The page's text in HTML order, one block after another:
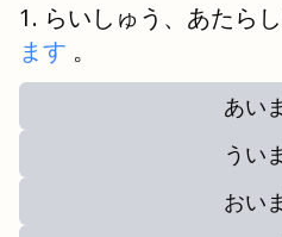
らいしゅう、あたら
ます 。
あい
うい
おい